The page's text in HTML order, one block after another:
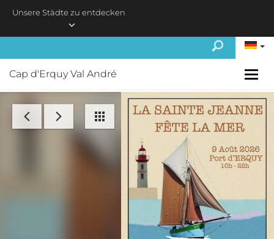
Unsere Städte zu entdecken
Cap d'Erquy Val André